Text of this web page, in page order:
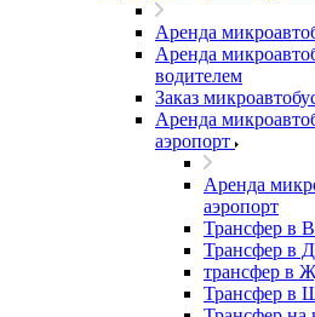
Аренда
Аренда
водителем
Заказ
Аренда
аэропорт
Аренда
аэропорт
Трансфер в
Трансфер в
трансфер в
Трансфер в